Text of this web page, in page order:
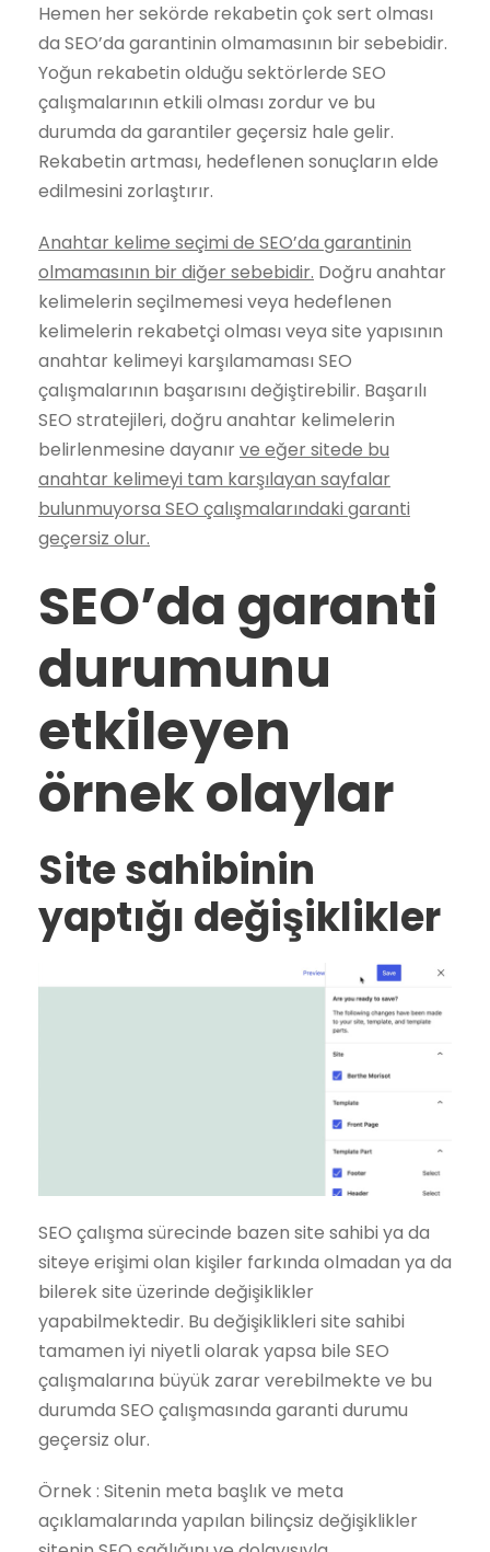
Hemen her sekörde rekabetin çok sert olması
da SEO’da garantinin olmamasının bir sebebidir.
Yoğun rekabetin olduğu sektörlerde SEO
çalışmalarının etkili olması zordur ve bu
durumda da garantiler geçersiz hale gelir.
Rekabetin artması, hedeflenen sonuçların elde
edilmesini zorlaştırır.
Anahtar kelime seçimi de SEO’da garantinin
olmamasının bir diğer sebebidir. Doğru anahtar
kelimelerin seçilmemesi veya hedeflenen
kelimelerin rekabetçi olması veya site yapısının
anahtar kelimeyi karşılamaması SEO
çalışmalarının başarısını değiştirebilir. Başarılı
SEO stratejileri, doğru anahtar kelimelerin
belirlenmesine dayanırve eğer sitede bu
anahtar kelimeyi tam karşılayan sayfalar
bulunmuyorsa SEO çalışmalarındaki garanti
geçersiz olur.
SEO’da garanti
durumunu
etkileyen
örnek olaylar
Site sahibinin
yaptığı değişiklikler
SEO çalışma sürecinde bazen site sahibi ya da
siteye erişimi olan kişiler farkında olmadan ya da
bilerek site üzerinde değişiklikler
yapabilmektedir. Bu değişiklikleri site sahibi
tamamen iyi niyetli olarak yapsa bile SEO
çalışmalarına büyük zarar verebilmekte ve bu
durumda SEO çalışmasında garanti durumu
geçersiz olur.
Örnek : Sitenin meta başlık ve meta
açıklamalarında yapılan bilinçsiz değişiklikler